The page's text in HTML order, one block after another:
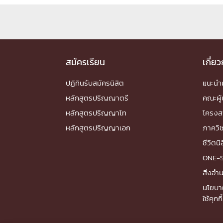
สมัครเรียน
ปฏิทินรับสมัครนิสิต
หลักสูตรปริญญาตรี
หลักสูตรปริญญาโท
หลักสูตรปริญญาเอก
เกี่ย
แนะน
คณะผู้
โครง
ภาควิ
ชีวิตนิ
ONE-
สิ่งอำ
นโยบ
ใช้คุกกี้